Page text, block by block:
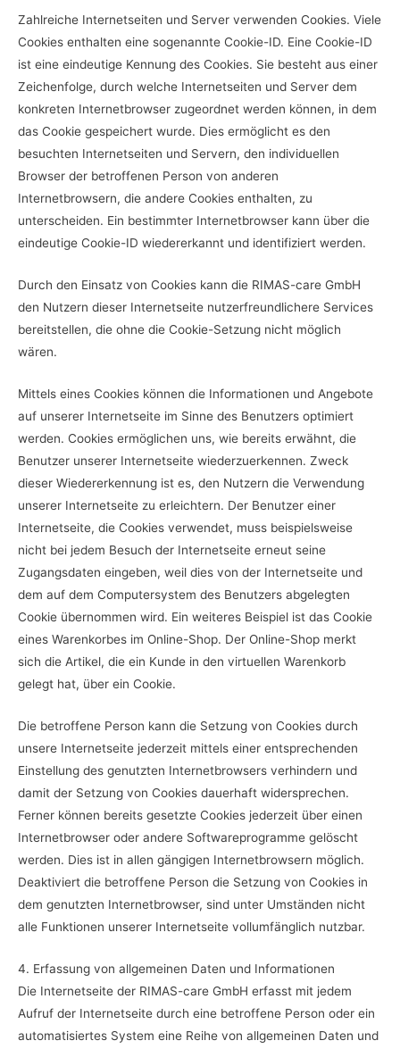
Zahlreiche Internetseiten und Server verwenden Cookies. Viele
Cookies enthalten eine sogenannte Cookie-ID. Eine Cookie-ID
ist eine eindeutige Kennung des Cookies. Sie besteht aus einer
Zeichenfolge, durch welche Internetseiten und Server dem
konkreten Internetbrowser zugeordnet werden können, in dem
das Cookie gespeichert wurde. Dies ermöglicht es den
besuchten Internetseiten und Servern, den individuellen
Browser der betroffenen Person von anderen
Internetbrowsern, die andere Cookies enthalten, zu
unterscheiden. Ein bestimmter Internetbrowser kann über die
eindeutige Cookie-ID wiedererkannt und identifiziert werden.
Durch den Einsatz von Cookies kann die RIMAS-care GmbH
den Nutzern dieser Internetseite nutzerfreundlichere Services
bereitstellen, die ohne die Cookie-Setzung nicht möglich
wären.
Mittels eines Cookies können die Informationen und Angebote
auf unserer Internetseite im Sinne des Benutzers optimiert
werden. Cookies ermöglichen uns, wie bereits erwähnt, die
Benutzer unserer Internetseite wiederzuerkennen. Zweck
dieser Wiedererkennung ist es, den Nutzern die Verwendung
unserer Internetseite zu erleichtern. Der Benutzer einer
Internetseite, die Cookies verwendet, muss beispielsweise
nicht bei jedem Besuch der Internetseite erneut seine
Zugangsdaten eingeben, weil dies von der Internetseite und
dem auf dem Computersystem des Benutzers abgelegten
Cookie übernommen wird. Ein weiteres Beispiel ist das Cookie
eines Warenkorbes im Online-Shop. Der Online-Shop merkt
sich die Artikel, die ein Kunde in den virtuellen Warenkorb
gelegt hat, über ein Cookie.
Die betroffene Person kann die Setzung von Cookies durch
unsere Internetseite jederzeit mittels einer entsprechenden
Einstellung des genutzten Internetbrowsers verhindern und
damit der Setzung von Cookies dauerhaft widersprechen.
Ferner können bereits gesetzte Cookies jederzeit über einen
Internetbrowser oder andere Softwareprogramme gelöscht
werden. Dies ist in allen gängigen Internetbrowsern möglich.
Deaktiviert die betroffene Person die Setzung von Cookies in
dem genutzten Internetbrowser, sind unter Umständen nicht
alle Funktionen unserer Internetseite vollumfänglich nutzbar.
4. Erfassung von allgemeinen Daten und Informationen
Die Internetseite der RIMAS-care GmbH erfasst mit jedem
Aufruf der Internetseite durch eine betroffene Person oder ein
automatisiertes System eine Reihe von allgemeinen Daten und